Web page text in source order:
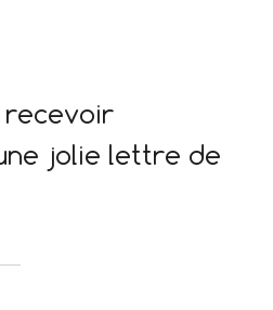
recevoir
jolie lettre de